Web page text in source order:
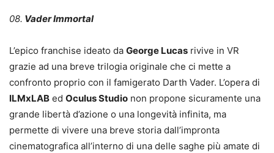
08. Vader Immortal
L’epico franchise ideato da George Lucas rivive in VR
grazie ad una breve trilogia originale che ci mette a
confronto proprio con il famigerato Darth Vader. L’opera di
ILMxLAB ed Oculus Studio non propone sicuramente una
grande libertà d’azione o una longevità infinita, ma
permette di vivere una breve storia dall’impronta
cinematografica all’interno di una delle saghe più amate di